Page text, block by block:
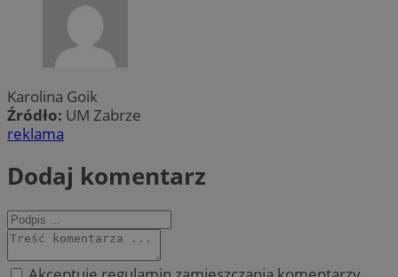
Karolina Goik
Źródło: UM Zabrze
reklama
Dodaj komentarz